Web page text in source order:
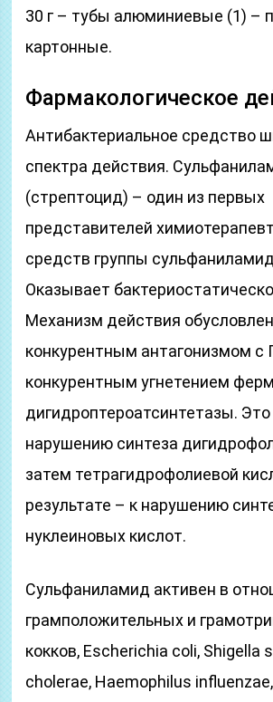
30 г – тубы алюминиевые (1) –
картонные.
Фармакологическое
Антибактериальное средство
спектра действия.
(стрептоцид) – один из первых
представителей
средств группы
Оказывает
Механизм действия обусловлен
конкурентным антагонизмом с
конкурентным угнетением
дигидроптероатсинтетазы.
нарушению синтеза
затем тетрагидрофолиевой
результате – к нарушению
нуклеиновых кислот.
Сульфаниламид активен в
грамположительных и
кокков, Escherichia coli, Shigella
cholerae, Haemophilus